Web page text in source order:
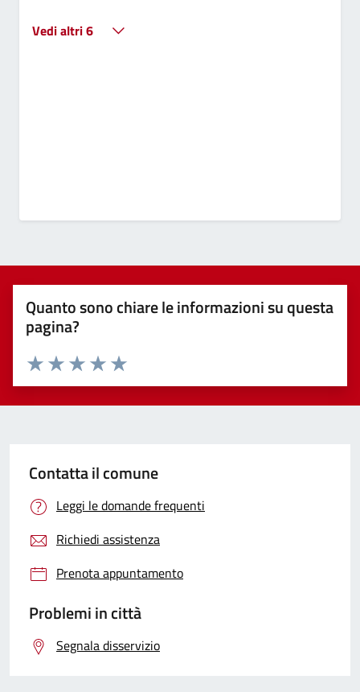
Vedi altri 6
Quanto sono chiare le informazioni su questa
pagina?
Valuta 5 stelle su 5
Valuta 4 stelle su 5
Valuta 3 stelle su 5
Valuta 2 stelle su 5
Valuta 1 stelle su 5
Contatta il comune
Leggi le domande frequenti
Richiedi assistenza
Prenota appuntamento
Problemi in città
Segnala disservizio